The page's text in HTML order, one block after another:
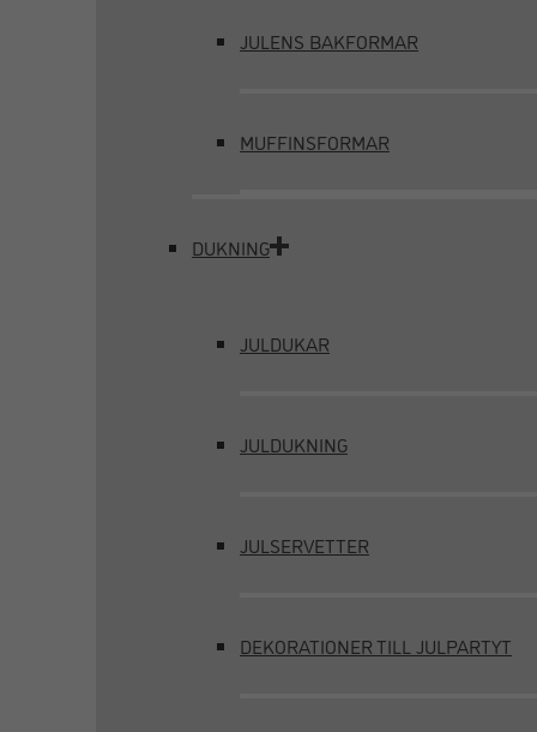
JULENS BAKFORMAR
MUFFINSFORMAR
DUKNING
JULDUKAR
JULDUKNING
JULSERVETTER
DEKORATIONER TILL JULPARTYT